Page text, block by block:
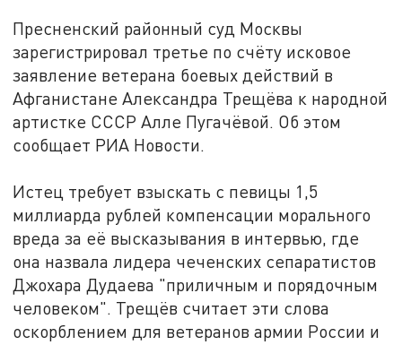
Пресненский районный суд Москвы
зарегистрировал третье по счёту исковое
заявление ветерана боевых действий в
Афганистане Александра Трещёва к народной
артистке СССР Алле Пугачёвой. Об этом
сообщает РИА Новости.
Истец требует взыскать с певицы 1,5
миллиарда рублей компенсации морального
вреда за её высказывания в интервью, где
она назвала лидера чеченских сепаратистов
Джохара Дудаева "приличным и порядочным
человеком". Трещёв считает эти слова
оскорблением для ветеранов армии России и